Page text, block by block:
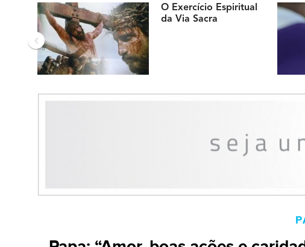
O Exercício Espiritual
da Via Sacra
‹